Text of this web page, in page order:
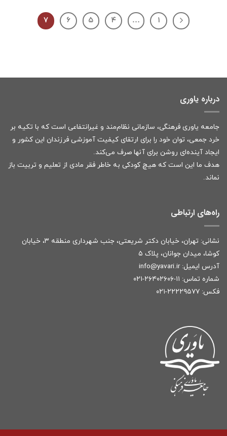
۱ … ۴ ۵ ۶ ۷
درباره یاوری
جامعه یاوری فرهنگی، سازمانی نظام‌مند و غیرانتفاعی است که با تکیه بر
خرد جمعی، توان خود را برای ارتقای کیفیت آموزشی فرزندان این کشور و
ایجاد آینده‌ای روشن برای آنها صرف می‌کند.
هدف ما این است که هیچ کودکی به خاطر فقر مادی از تعلیم و تربیت باز
نماند.
راه‌های ارتباطی
نشانی: تهران، خیابان دکتر شریعتی، جنب شهرداری منطقه ۳، خیابان
کوشا، میدان جوانان، پلاک ۵
آدرس ایمیل: info@yavari.ir
شماره تماس: ۱۱-۲۶۴۰۲۶۰۶-۰۲۱
فکس: ۲۲۲۲۹۵۷۷-۰۲۱